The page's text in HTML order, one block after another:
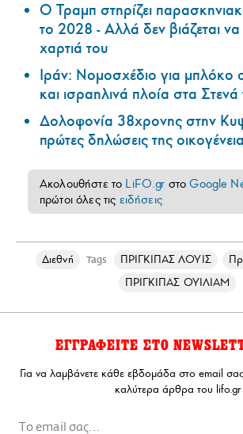
Ο Τραμπ στηρίζει
το 2028 - Αλλά δεν βιάζεται να
χαρτιά του
Ιράν: Νομοσχέδιο για μπλόκο
και ισραηλινά πλοία στα
Δολοφονία 38χρονης στην
πρώτες δηλώσεις της
Ακολουθήστε το LiFO.gr στοGoogle
πρώτοι όλες τις ειδήσεις
Διεθνή Tags ΠΡΙΓΚΙΠΑΣ ΛΟΥΙΣ
ΠΡΙΓΚΙΠΑΣ ΟΥΙΛΙΑΜ
ΕΓΓΡΑΦΕΙΤΕ ΣΤΟ
Για να λαμβάνετε κάθε εβδομάδα στο email
καλύτερα άρθρα του lifo.gr